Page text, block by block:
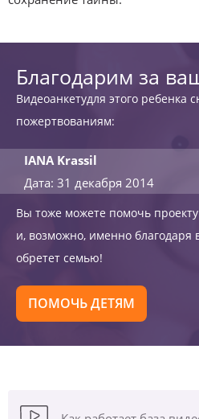
Благодарим за
Видеоанкетудля этого ребенка
пожертвованиям:
IANA Krassil
Дата: 31 декабря 2014
Вы тоже можете помочь
и, возможно, именно благодаря
обретет семью!
ПОМОЧЬ ДЕТЯМ